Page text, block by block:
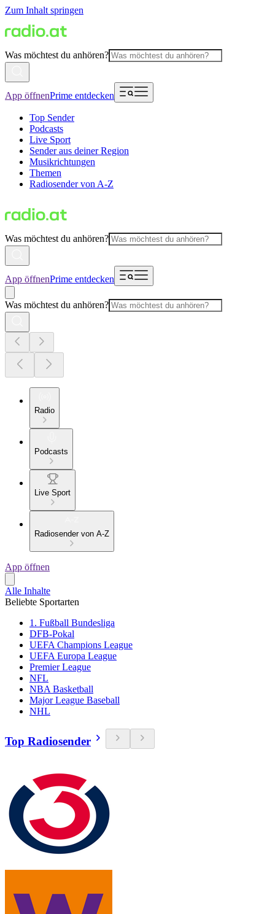
Zum Inhalt springen
Was möchtest du anhören?
App öffnenPrime entdecken
Top Sender
Podcasts
Live Sport
Sender aus deiner Region
Musikrichtungen
Themen
Radiosender von A-Z
Was möchtest du anhören?
App öffnenPrime entdecken
Was möchtest du anhören?
Radio
Podcasts
Live Sport
Radiosender von A-Z
App öffnen
Alle Inhalte
Beliebte Sportarten
1. Fußball Bundesliga
DFB-Pokal
UEFA Champions League
UEFA Europa League
Premier League
NFL
NBA Basketball
Major League Baseball
NHL
Top Radiosender